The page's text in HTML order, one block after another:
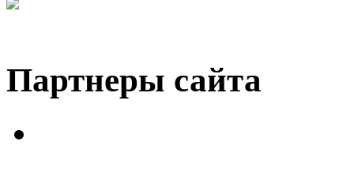
Партнеры сайта